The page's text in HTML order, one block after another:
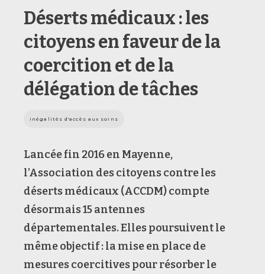
Déserts médicaux : les
citoyens en faveur de la
coercition et de la
délégation de tâches
Inégalités d'accès aux soins
Lancée fin 2016 en Mayenne,
l’Association des citoyens contre les
déserts médicaux (ACCDM) compte
désormais 15 antennes
départementales. Elles poursuivent le
même objectif : la mise en place de
mesures coercitives pour résorber le